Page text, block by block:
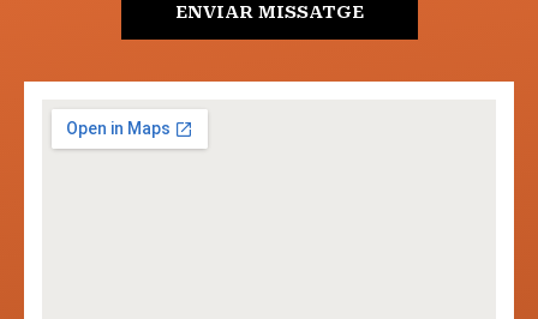
ENVIAR MISSATGE